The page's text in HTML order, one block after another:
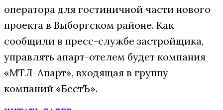
оператора для гостиничной части нового
проекта в Выборгском районе. Как
сообщили в пресс-службе застройщика,
управлять апарт-отелем будет компания
«МТЛ-Апарт», входящая в группу
компаний «БестЪ».